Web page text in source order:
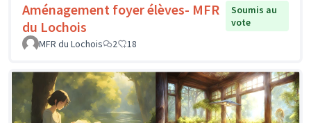
Aménagement foyer élèves- MFR
du Lochois
Soumis au
vote
MFR du Lochois
2 18